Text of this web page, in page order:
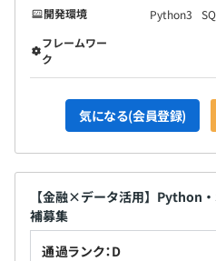
新卒の方の場合は、まずは複
す。
当社のリーダークラスの方と
キャッチアップを続けていく
雇用関係なし
あり（労働条件変更なし）
試用期間3カ月
開発環境 Python3
フレームワー
ク
気になる(会員登録)
【金融×データ活用】Python
補募集
通過ランク：D